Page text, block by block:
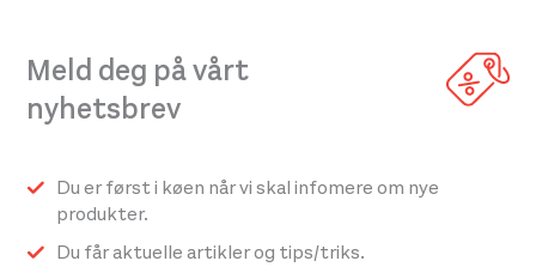
Meld deg på vårt
nyhetsbrev
Du er først i køen når vi skal infomere om nye
produkter.
Du får aktuelle artikler og tips/triks.